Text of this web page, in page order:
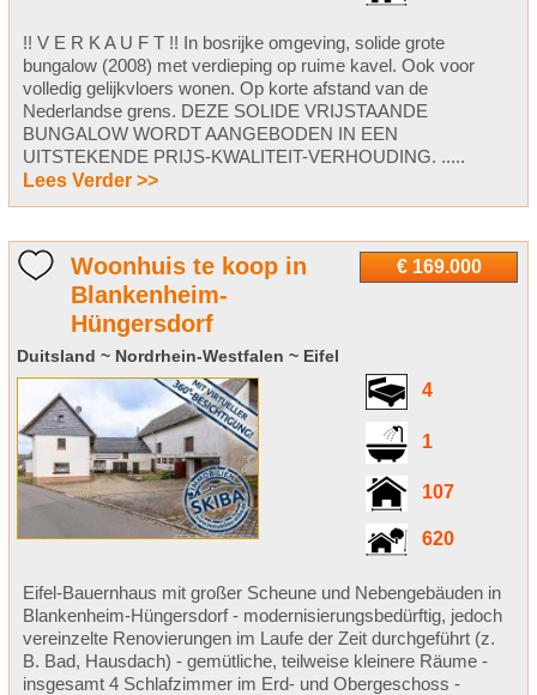
!! V E R K A U F T !! In bosrijke omgeving, solide grote
bungalow (2008) met verdieping op ruime kavel. Ook voor
volledig gelijkvloers wonen. Op korte afstand van de
Nederlandse grens. DEZE SOLIDE VRIJSTAANDE
BUNGALOW WORDT AANGEBODEN IN EEN
UITSTEKENDE PRIJS-KWALITEIT-VERHOUDING. .....
Lees Verder >>
€ 169.000
Woonhuis te koop in
Blankenheim-
Hüngersdorf
Duitsland ~ Nordrhein-Westfalen ~ Eifel
4
1
107
620
Eifel-Bauernhaus mit großer Scheune und Nebengebäuden in
Blankenheim-Hüngersdorf - modernisierungsbedürftig, jedoch
vereinzelte Renovierungen im Laufe der Zeit durchgeführt (z.
B. Bad, Hausdach) - gemütliche, teilweise kleinere Räume -
insgesamt 4 Schlafzimmer im Erd- und Obergeschoss -